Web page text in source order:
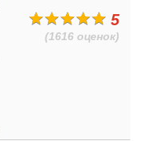
5
(1616 оценок)